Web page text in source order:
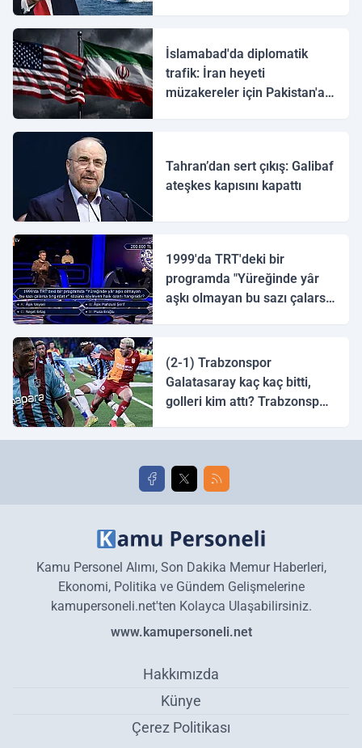
İslamabad'da diplomatik
trafik: İran heyeti
müzakereler için Pakistan'a
Tahran’dan sert çıkış: Galibaf
ateşkes kapısını kapattı
1999'da TRT'deki bir
programda "Yüreğinde yâr
aşkı olmayan bu sazı çalarsa
(2-1) Trabzonspor
Galatasaray kaç kaç bitti,
golleri kim attı? Trabzonspor
golleri!
Kamu Personel Alımı, Son Dakika Memur Haberleri,
Ekonomi, Politika ve Gündem Gelişmelerine
kamupersoneli.net'ten Kolayca Ulaşabilirsiniz.
www.kamupersoneli.net
Hakkımızda
Künye
Çerez Politikası